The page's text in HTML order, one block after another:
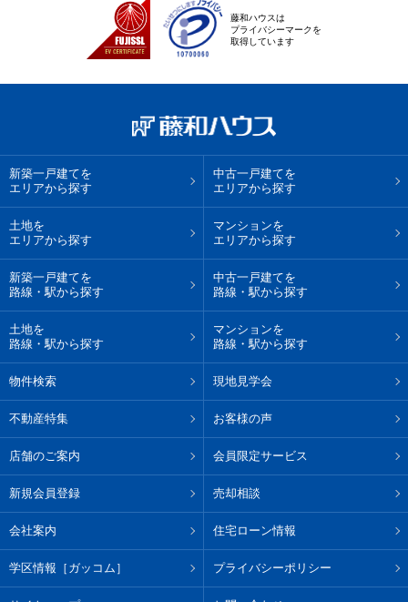
藤和ハウスは
プライバシーマークを
取得しています
新築一戸建てを
エリアから探す
中古一戸建てを
エリアから探す
土地を
エリアから探す
マンションを
エリアから探す
新築一戸建てを
路線・駅から探す
中古一戸建てを
路線・駅から探す
土地を
路線・駅から探す
マンションを
路線・駅から探す
物件検索 現地見学会
不動産特集 お客様の声
店舗のご案内 会員限定サービス
新規会員登録 売却相談
会社案内 住宅ローン情報
学区情報［ガッコム］ プライバシーポリシー